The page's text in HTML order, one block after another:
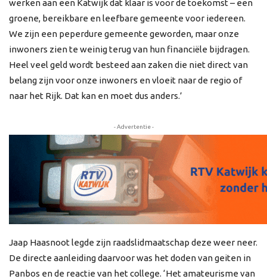
werken aan een Katwijk dat klaar is voor de toekomst – een
groene, bereikbare en leefbare gemeente voor iedereen.
We zijn een peperdure gemeente geworden, maar onze
inwoners zien te weinig terug van hun financiële bijdragen.
Heel veel geld wordt besteed aan zaken die niet direct van
belang zijn voor onze inwoners en vloeit naar de regio of
naar het Rijk. Dat kan en moet dus anders.’
- Advertentie -
Jaap Haasnoot legde zijn raadslidmaatschap deze weer neer.
De directe aanleiding daarvoor was het doden van geiten in
Panbos en de reactie van het college. ‘Het amateurisme van